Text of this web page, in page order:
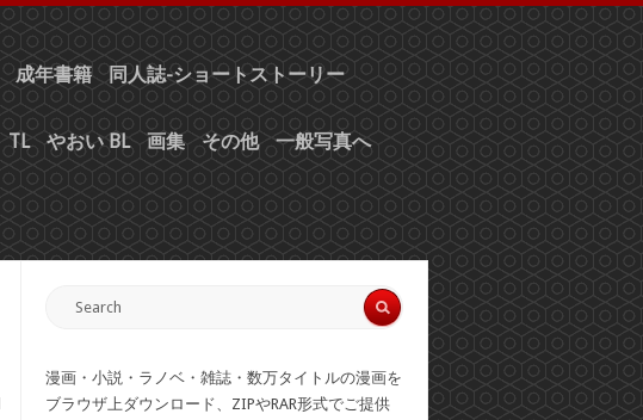
成年書籍 同人誌-ショートストーリー
TL やおい BL 画集 その他 一般写真へ
漫画・小説・ラノベ・雑誌・数万タイトルの漫画を
ブラウザ上ダウンロード、ZIPやRAR形式でご提供